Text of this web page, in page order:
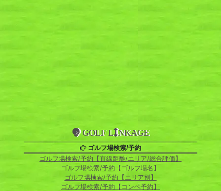
GOLF L NKAGE
ゴルフ場検索/予約
ゴルフ場検索/予約【直線距離/エリア/総合評価】
ゴルフ場検索/予約【ゴルフ場名】
ゴルフ場検索/予約【エリア別】
ゴルフ場検索/予約【コンペ予約】